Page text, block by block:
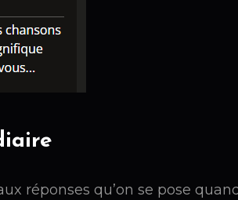
réponses qu’on se pose